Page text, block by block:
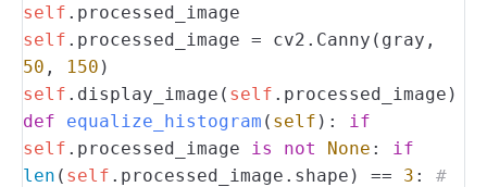
self .processed_image
self .processed_image = cv2.Canny(gray,
50 , 150 )
self .display_image( self .processed_image)
def
equalize_histogram ( self ):
if
self .processed_image is not None :
if
len ( self .processed_image.shape) == 3 :
#